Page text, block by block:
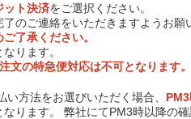
ット決済をご選択ください。
のご連絡をいただきますようお願
了承ください。
ります。
文の特急便対応は不可となります。
方法をお選びいただく場合、
なります。 弊社にてPM3時以降の